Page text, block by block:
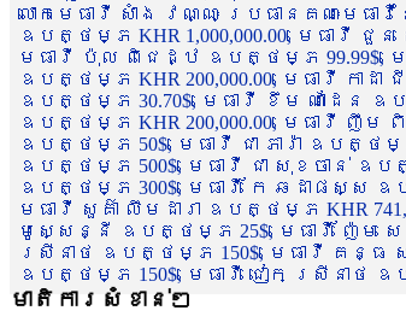
លោកមេធាវី សាំង វណ្ណៈ ប្រធានគណៈមេ
ឧបត្ថម្ភ KHR 1,000,000.00, មេធ
មេធាវី ប៉ុល ពិជេដ្ឋ ឧបត្ថម្ភ 99.99$, ម
ឧបត្ថម្ភ KHR 200,000.00, មេធាវី កាដ
ឧបត្ថម្ភ 30.70$, មេធាវី ខឹម ណាដែន
ឧបត្ថម្ភ KHR 200,000.00, មេធាវី ញឹ
ឧបត្ថម្ភ 50$, មេធាវី ជា ភារ៉ា ឧបត្ថ
ឧបត្ថម្ភ 500$, មេធាវី ជា សុខចាន់ ឧ
ឧបត្ថម្ភ 300$, មេធាវី កែ ឆដាផស្ស ឧ
មេធាវី សួគ៌ា លឹមដារា ឧបត្ថម្ភ KHR
មូសេ្សន្នី ឧបត្ថម្ភ 25$, មេធាវី ញ៉ែម
ស្រីនាថ ឧបត្ថម្ភ 150$, មេធាវី គន្ធ សុ
ឧបត្ថម្ភ 150$, មេធាវី ជៀក ស្រីនាថ ឧ
មាតិការសំខាន់ៗ